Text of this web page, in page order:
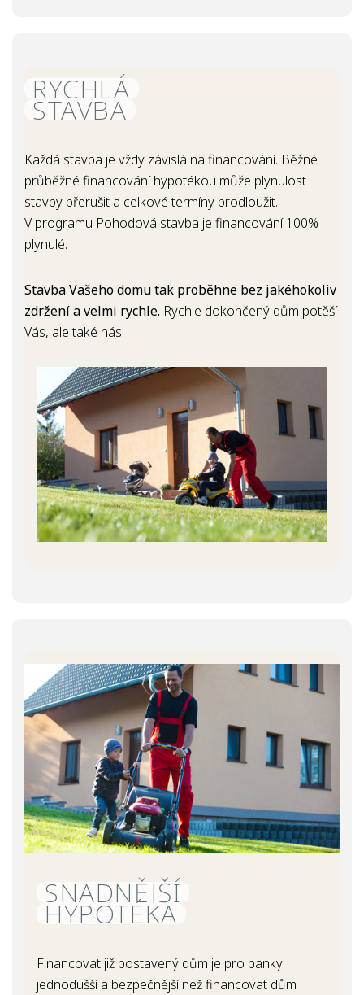
RYCHLÁ
STAVBA
Každá stavba je vždy závislá na financování. Běžné
průběžné financování hypotékou může plynulost
stavby přerušit a celkové termíny prodloužit.
V programu Pohodová stavba je financování 100%
plynulé.
Stavba Vašeho domu tak proběhne bez jakéhokoliv
zdržení a velmi rychle. Rychle dokončený dům potěší
Vás, ale také nás.
SNADNĚJŠÍ
HYPOTÉKA
Financovat již postavený dům je pro banky
jednodušší a bezpečnější než financovat dům